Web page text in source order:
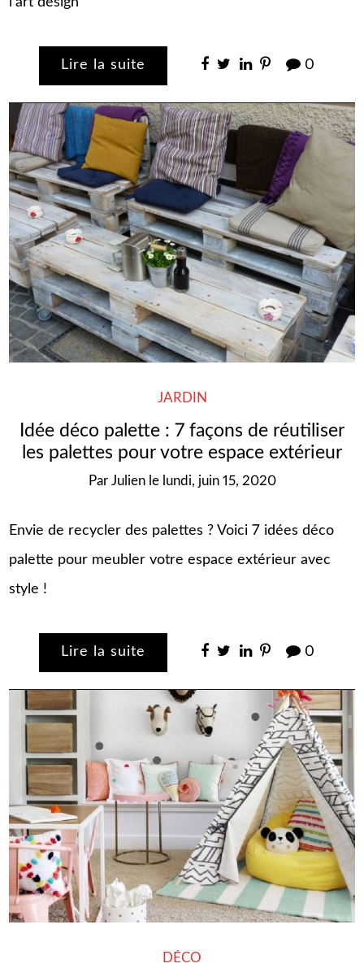
Lire la suite 0
JARDIN
Idée déco palette : 7 façons de réutiliser
les palettes pour votre espace extérieur
Par Julien le lundi, juin 15, 2020
Envie de recycler des palettes ? Voici 7 idées déco
palette pour meubler votre espace extérieur avec
style !
Lire la suite 0
DÉCO